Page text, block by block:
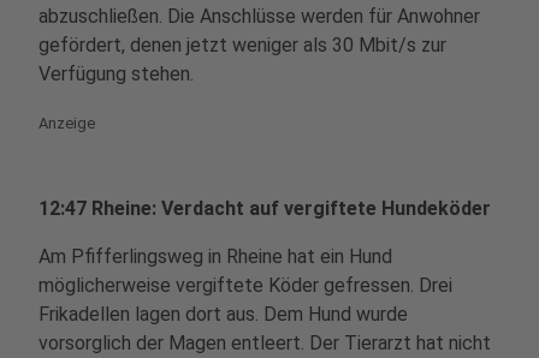
abzuschließen. Die Anschlüsse werden für Anwohner
gefördert, denen jetzt weniger als 30 Mbit/s zur
Verfügung stehen.
Anzeige
12:47 Rheine: Verdacht auf vergiftete Hundeköder
Am Pfifferlingsweg in Rheine hat ein Hund
möglicherweise vergiftete Köder gefressen. Drei
Frikadellen lagen dort aus. Dem Hund wurde
vorsorglich der Magen entleert. Der Tierarzt hat nicht